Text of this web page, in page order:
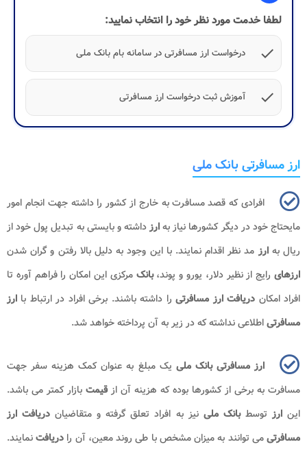
لطفا خدمت مورد نظر خود را انتخاب نمایید:
check
درخواست ارز مسافرتی در سامانه بام بانک ملی
check آموزش ثبت درخواست ارز مسافرتی
ارز مسافرتی بانک ملی
افرادی که قصد مسافرت به خارج از کشور را داشته جهت انجام امور
مایحتاج خود در دیگر کشورها نیاز بهارزداشته و بایستی به تبدیل پول خود از
ریال بهارز مد نظر اقدام نمایند. با این وجود به دلیل بالا رفتن و گران شدن
ارزهای رایج از نظیر دلار، یورو و پوند،بانکمرکزی این امکان را فراهم آوره تا
افراد امکان دریافت ارز مسافرتیرا داشته باشند. برخی افراد در ارتباط با ارز
مسافرتیاطلاعی نداشته که در زیر به آن پرداخته خواهد شد.
ارز مسافرتی بانک ملی یک مبلغ به عنوان کمک هزینه سفر جهت
مسافرت به برخی از کشورها بوده که هزینه آن ازقیمت بازار کمتر می باشد.
اینارز توسطبانک ملینیز به افراد تعلق گرفته و متقاضیان دریافت ارز
مسافرتیمی توانند به میزان مشخص با طی روند معین، آن را دریافتنمایند.